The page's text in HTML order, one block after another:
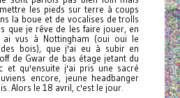
les pieds sur terre à coups
la boue et de vocalises de trolls
que je rêve de les faire jouer, en
vus à Nottingham (oui oui le
bois), que j'ai eu à subir en
de Gwar de bas étage jetant du
et qu'ensuite j'ai pris une sacré
encore, jeune headbanger
Alors le 18 avril, c'est le jour.